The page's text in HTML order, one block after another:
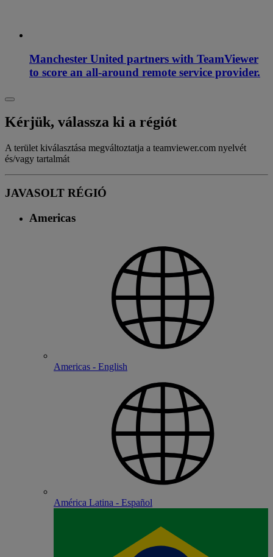
Manchester United partners with TeamViewer
to score an all-around remote service provider.
Kérjük, válassza ki a régiót
A terület kiválasztása megváltoztatja a teamviewer.com nyelvét
és/vagy tartalmát
JAVASOLT RÉGIÓ
Americas
Americas - English
América Latina - Español